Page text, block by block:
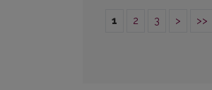
1 2 3 > >>